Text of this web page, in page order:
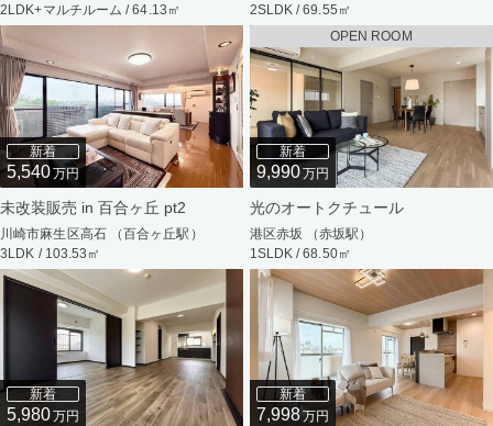
2LDK+マルチルーム / 64.13㎡
2SLDK / 69.55㎡
新着
5,540万円
未改装販売 in 百合ヶ丘 pt2
川崎市麻生区高石 （百合ヶ丘駅）
3LDK / 103.53㎡
OPEN ROOM
新着
9,990万円
光のオートクチュール
港区赤坂 （赤坂駅）
1SLDK / 68.50㎡
新着
5,980万円
新着
7,998万円